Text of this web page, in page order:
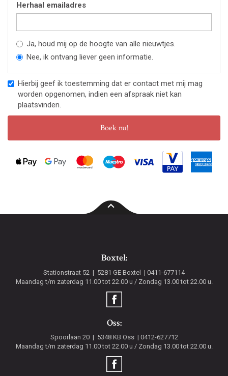
Herhaal emailadres
Ja, houd mij op de hoogte van alle nieuwtjes.
Nee, ik ontvang liever geen informatie.
Hierbij geef ik toestemming dat er contact met mij mag
worden opgenomen, indien een afspraak niet kan
plaatsvinden.
Boek nu!
Boxtel:
Stationstraat 52 5281 GE Boxtel
0411-677114
Maandag t/m zaterdag 11.00 tot 22.00 u / Zondag 13.00 tot 22.00 u.
Oss:
Spoorlaan 20 5348 KB Oss
0412-627712
Maandag t/m zaterdag 11.00 tot 22.00 u / Zondag 13.00 tot 22.00 u.